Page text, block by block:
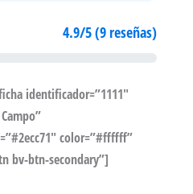
4.9/5 (9 reseñas)
identificador=”1111″
color=”#ffffff”
bv-btn-secondary”]